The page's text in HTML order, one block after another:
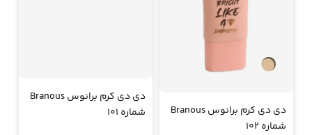
دی دی کرم برانوس Branous
شماره 102
دی دی کرم برانوس Branous
شماره 101